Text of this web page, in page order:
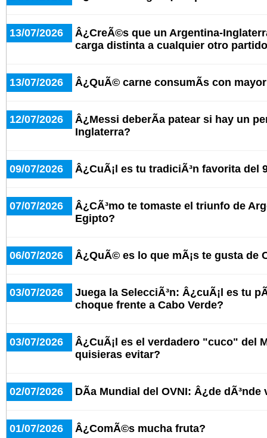
13/07/2026
Â¿CreÃ©s que un Argentina-
carga distinta a cualquier otro
13/07/2026 Â¿QuÃ© carne consumÃ­s con
12/07/2026
Â¿Messi deberÃ­a patear si hay un
Inglaterra?
09/07/2026 Â¿CuÃ¡l es tu tradiciÃ³n favorita del
07/07/2026
Â¿CÃ³mo te tomaste el triunfo de
Egipto?
06/07/2026 Â¿QuÃ© es lo que mÃ¡s te gusta de
03/07/2026
Juega la SelecciÃ³n: Â¿cuÃ¡l es tu
choque frente a Cabo Verde?
03/07/2026
Â¿CuÃ¡l es el verdadero "cuco" del
quisieras evitar?
02/07/2026 DÃ­a Mundial del OVNI: Â¿de dÃ³nde
01/07/2026 Â¿ComÃ©s mucha fruta?